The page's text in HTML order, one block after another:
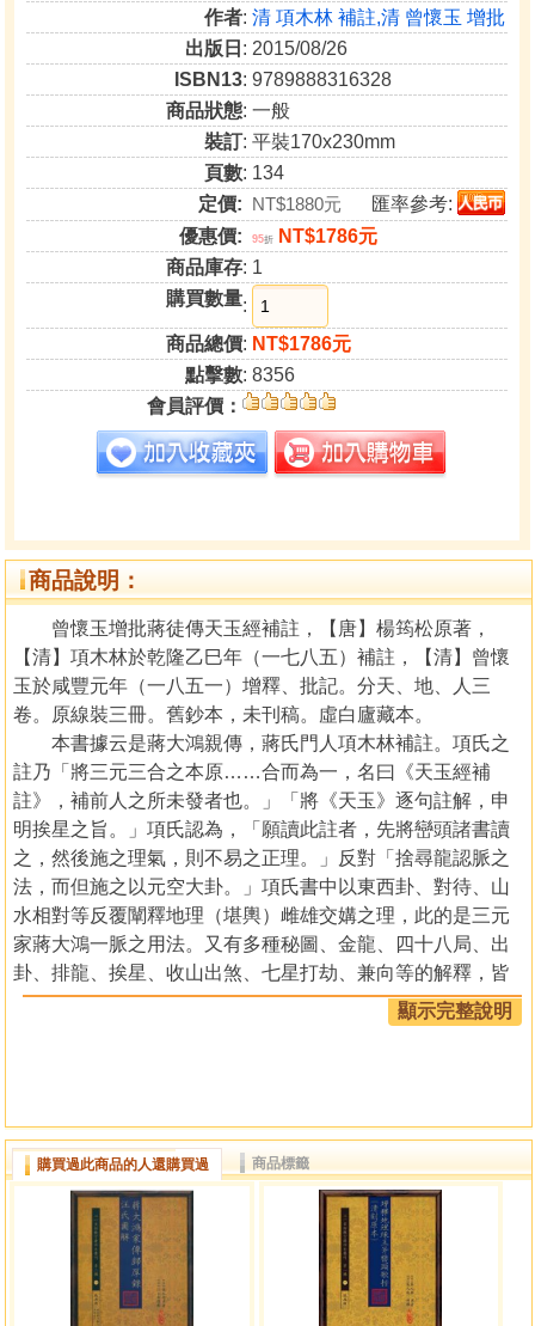
作者:清 項木林 補註,清 曾懷玉 增批
出版日 : 2015/08/26
ISBN13: 9789888316328
商品狀態: 一般
裝訂: 平裝170x230mm
頁數: 134
定價: NT$1880元
匯率參考:
優惠價:
95折
NT$1786元
商品庫存: 1
購買數量:
商品總價: NT$1786元
點擊數: 8356
會員評價：
商品說明：
曾懷玉增批蔣徒傳天玉經補註，【唐】楊筠松原著，
【清】項木林於乾隆乙巳年（一七八五）補註，【清】曾懷
玉於咸豐元年（一八五一）增釋、批記。分天、地、人三
卷。原線裝三冊。舊鈔本，未刊稿。虛白廬藏本。
本書據云是蔣大鴻親傳，蔣氏門人項木林補註。項氏之
註乃「將三元三合之本原……合而為一，名曰《天玉經補
註》，補前人之所未發者也。」「將《天玉》逐句註解，申
明挨星之旨。」項氏認為，「願讀此註者，先將巒頭諸書讀
之，然後施之理氣，則不易之正理。」反對「捨尋龍認脈之
法，而但施之以元空大卦。」項氏書中以東西卦、對待、山
水相對等反覆闡釋地理（堪輿）雌雄交媾之理，此的是三元
家蔣大鴻一脈之用法。又有多種秘圖、金龍、四十八局、出
卦、排龍、挨星、收山出煞、七星打劫、兼向等的解釋，皆
與時人不同。書末又附據傳自蔣大鴻一脈的宗派二十字，亦
本書中，無論是蔣大鴻傳項木林三元玄空一脈，以及曾
懷玉之批記，皆是一直秘傳而沒有公開的三元家玄空稿本稀
見資料。為令此稀見鈔本不致湮沒，特以最新技術清理、修
復版面原色(彩色)精印，一以作術數資料保存，一以供同道中
人參考研究。
顯示完整說明
購買過此商品的人還購買過 商品標籤